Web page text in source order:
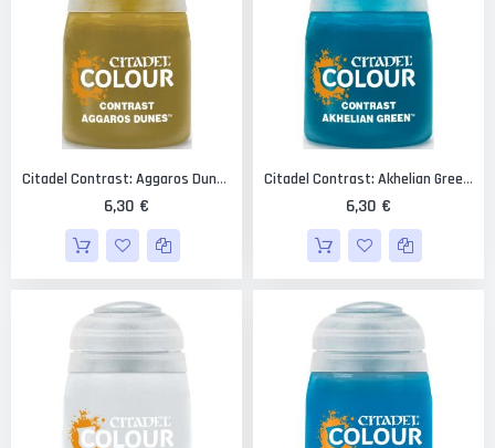
Citadel Contrast: Aggaros Dunes 18 Ml.
6,30 €
Citadel Contrast: Akhelian Green 18 Ml.
6,30 €